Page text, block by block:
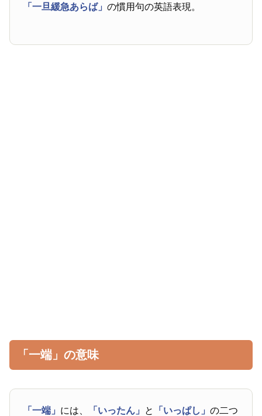
「一旦緩急あらば」の慣用句の英語表現。
「一端」の意味
「一端」 には、 「いったん」 と 「いっぱし」の二つ